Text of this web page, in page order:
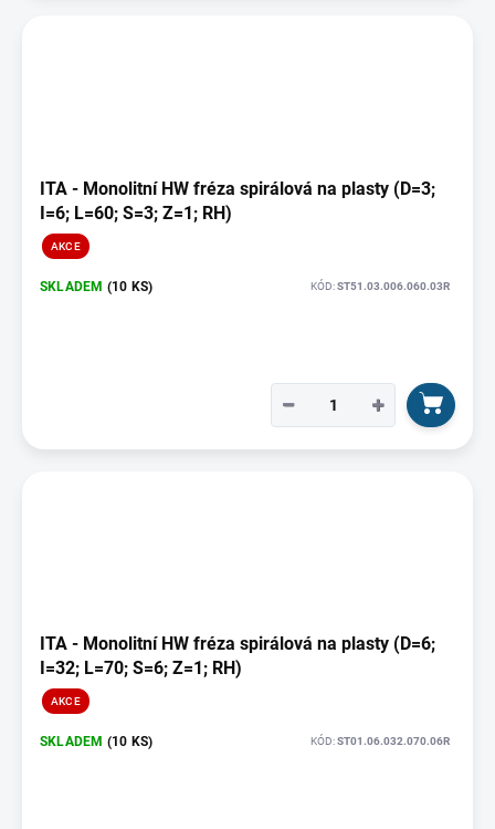
ITA - Monolitní HW fréza spirálová na plasty (D=3;
I=6; L=60; S=3; Z=1; RH)
AKCE
SKLADEM (10 KS) KÓD:ST51.03.006.060.03R
+
−
ITA - Monolitní HW fréza spirálová na plasty (D=6;
I=32; L=70; S=6; Z=1; RH)
AKCE
SKLADEM (10 KS) KÓD:ST01.06.032.070.06R